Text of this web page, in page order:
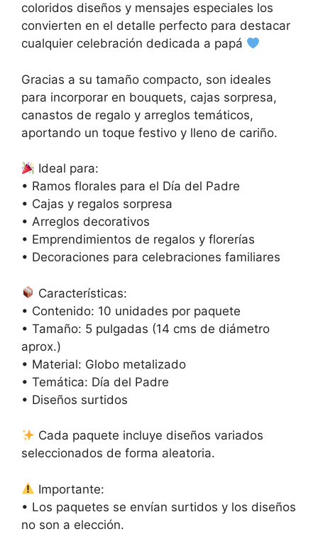
coloridos diseños y mensajes especiales los
convierten en el detalle perfecto para destacar
cualquier celebración dedicada a papá
Gracias a su tamaño compacto, son ideales
para incorporar en bouquets, cajas sorpresa,
canastos de regalo y arreglos temáticos,
aportando un toque festivo y lleno de cariño.
Ideal para:
• Ramos florales para el Día del Padre
• Cajas y regalos sorpresa
• Arreglos decorativos
• Emprendimientos de regalos y florerías
• Decoraciones para celebraciones familiares
Características:
• Contenido: 10 unidades por paquete
• Tamaño: 5 pulgadas (14 cms de diámetro
aprox.)
• Material: Globo metalizado
• Temática: Día del Padre
• Diseños surtidos
Cada paquete incluye diseños variados
seleccionados de forma aleatoria.
Importante:
• Los paquetes se envían surtidos y los diseños
no son a elección.